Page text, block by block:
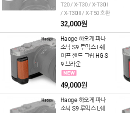
T20 / X-T30 / X-T30II
/ X-T30III / X-T50 호환
32,000원
Haoge 하오게 파나
소닉 S9 루믹스 L쉐
이프 핸드 그립 HG-S
9 브라운
49,000원
Haoge 하오게 파나
소닉 S9 루믹스 L쉐